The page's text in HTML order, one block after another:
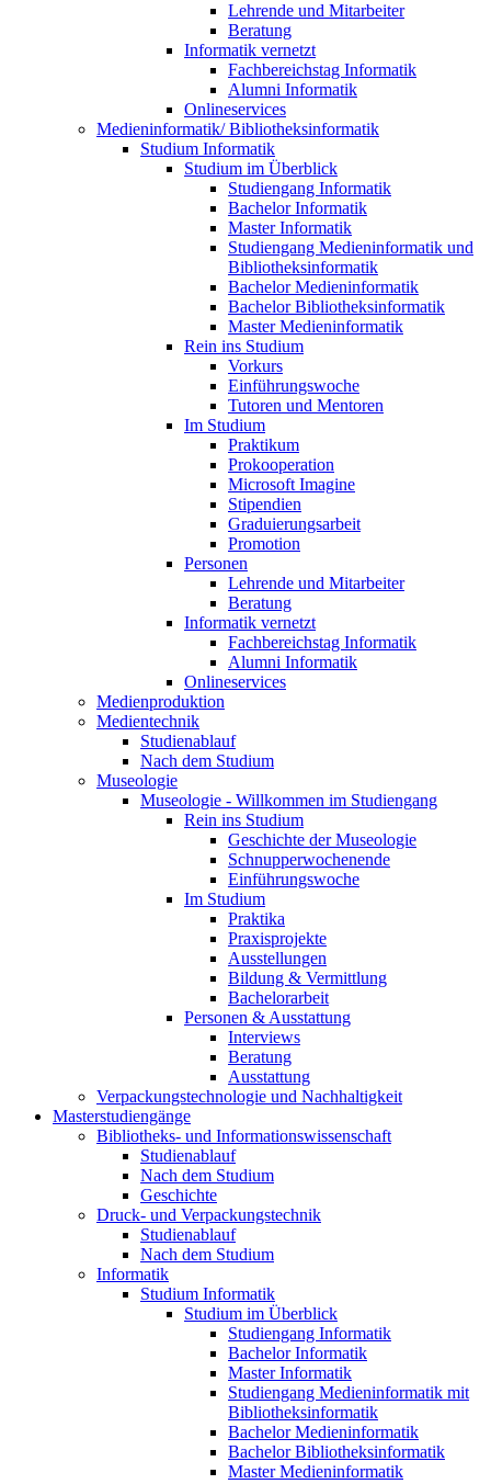
Lehrende und Mitarbeiter
Beratung
Informatik vernetzt
Fachbereichstag Informatik
Alumni Informatik
Onlineservices
Medieninformatik/ Bibliotheksinformatik
Studium Informatik
Studium im Überblick
Studiengang Informatik
Bachelor Informatik
Master Informatik
Studiengang Medieninformatik und
Bibliotheksinformatik
Bachelor Medieninformatik
Bachelor Bibliotheksinformatik
Master Medieninformatik
Rein ins Studium
Vorkurs
Einführungswoche
Tutoren und Mentoren
Im Studium
Praktikum
Prokooperation
Microsoft Imagine
Stipendien
Graduierungsarbeit
Promotion
Personen
Lehrende und Mitarbeiter
Beratung
Informatik vernetzt
Fachbereichstag Informatik
Alumni Informatik
Onlineservices
Medienproduktion
Medientechnik
Studienablauf
Nach dem Studium
Museologie
Museologie - Willkommen im Studiengang
Rein ins Studium
Geschichte der Museologie
Schnupperwochenende
Einführungswoche
Im Studium
Praktika
Praxisprojekte
Ausstellungen
Bildung & Vermittlung
Bachelorarbeit
Personen & Ausstattung
Interviews
Beratung
Ausstattung
Verpackungstechnologie und Nachhaltigkeit
Masterstudiengänge
Bibliotheks- und Informationswissenschaft
Studienablauf
Nach dem Studium
Geschichte
Druck- und Verpackungstechnik
Studienablauf
Nach dem Studium
Informatik
Studium Informatik
Studium im Überblick
Studiengang Informatik
Bachelor Informatik
Master Informatik
Studiengang Medieninformatik mit
Bibliotheksinformatik
Bachelor Medieninformatik
Bachelor Bibliotheksinformatik
Master Medieninformatik